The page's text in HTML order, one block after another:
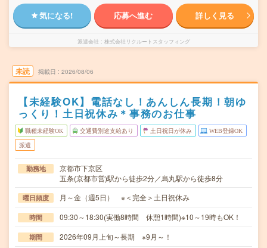
気になる! 応募へ進む 詳しく見る
派遣会社 株式会社リクルートスタッフィング
未読 掲載日 2026/08/06
【未経験OK】電話なし！あんしん長期！朝ゆ
っくり！土日祝休み＊事務のお仕事
職種未経験OK 交通費別途支給あり 土日祝日が休み WEB登録OK
派遣
勤務地
京都市下京区
五条(京都市営)駅から徒歩2分／烏丸駅から徒歩8分
曜日頻度 月～金（週5日） ※＜完全＞土日祝休み
時間 09:30～18:30(実働8時間 休憩1時間)※10～19時もOK！
期間 2026年09月上旬～長期 ※9月～！